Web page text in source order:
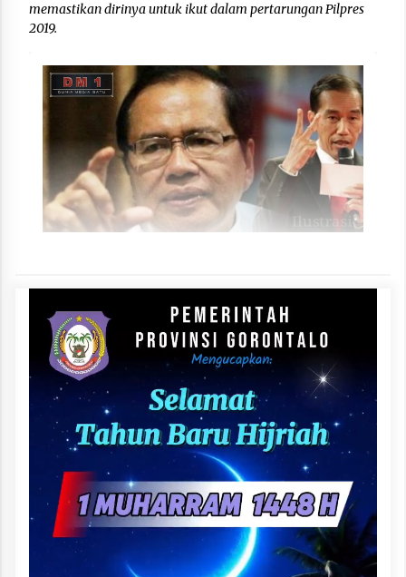
memastikan dirinya untuk ikut dalam pertarungan Pilpres
2019.